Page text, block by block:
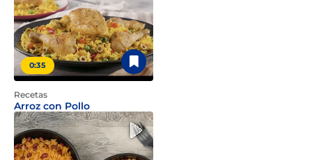
0:35
Recetas
Arroz con Pollo